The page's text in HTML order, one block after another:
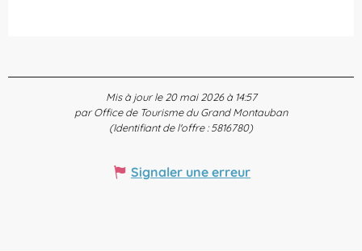
Mis à jour le 20 mai 2026 à 14:57
par Office de Tourisme du Grand Montauban
(Identifiant de l'offre :5816780)
Signaler une erreur